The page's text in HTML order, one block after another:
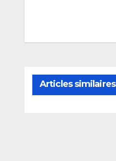
l’article
Articles similaires